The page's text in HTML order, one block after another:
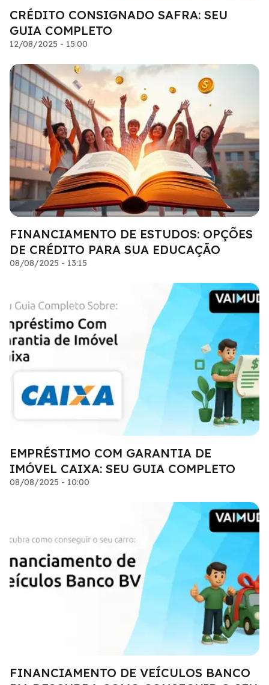
CRÉDITO CONSIGNADO SAFRA: SEU
GUIA COMPLETO
12/08/2025 - 15:00
FINANCIAMENTO DE ESTUDOS: OPÇÕES
DE CRÉDITO PARA SUA EDUCAÇÃO
08/08/2025 - 13:15
EMPRÉSTIMO COM GARANTIA DE
IMÓVEL CAIXA: SEU GUIA COMPLETO
08/08/2025 - 10:00
FINANCIAMENTO DE VEÍCULOS BANCO